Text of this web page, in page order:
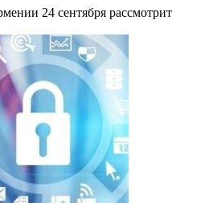
24 сентября рассмотрит